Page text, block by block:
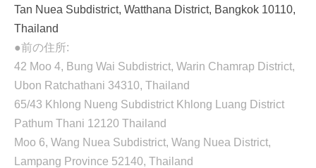
Tan Nuea Subdistrict, Watthana District, Bangkok 10110,
Thailand
●前の住所:
42 Moo 4, Bung Wai Subdistrict, Warin Chamrap District,
Ubon Ratchathani 34310, Thailand
65/43 Khlong Nueng Subdistrict Khlong Luang District
Pathum Thani 12120 Thailand
Moo 6, Wang Nuea Subdistrict, Wang Nuea District,
Lampang Province 52140, Thailand